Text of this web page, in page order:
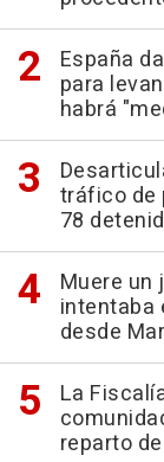
España
para
habrá
tráfico de
78
Muere un
intentaba
desde
La
reparto